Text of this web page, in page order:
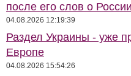
после его слов о России
04.08.2026 12:19:39
Раздел Украины - уже
Европе
04.08.2026 15:54:26